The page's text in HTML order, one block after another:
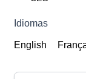
Idiomas
English